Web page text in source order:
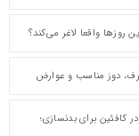
روزها واقعا لاغر می‌کند؟
دوز مناسب و عوارض
کافئین برای بدنسازی؛